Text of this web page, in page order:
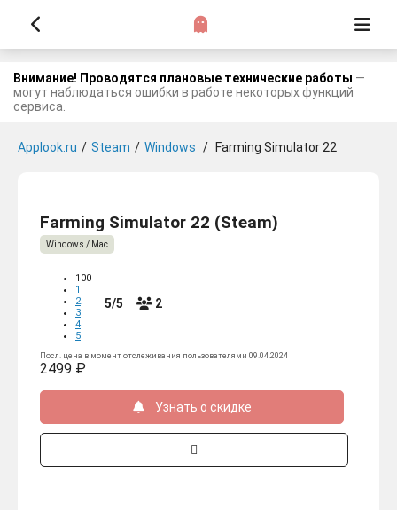
Внимание! Проводятся плановые технические работы —
могут наблюдаться ошибки в работе некоторых функций
сервиса.
Applook.ru / Steam / Windows / Farming Simulator 22
Farming Simulator 22 (Steam)
Windows / Mac
100
1
2
3
4
5
5/5 2
Посл. цена в момент отслеживания пользователями 09.04.2024
2499 ₽
Узнать о скидке